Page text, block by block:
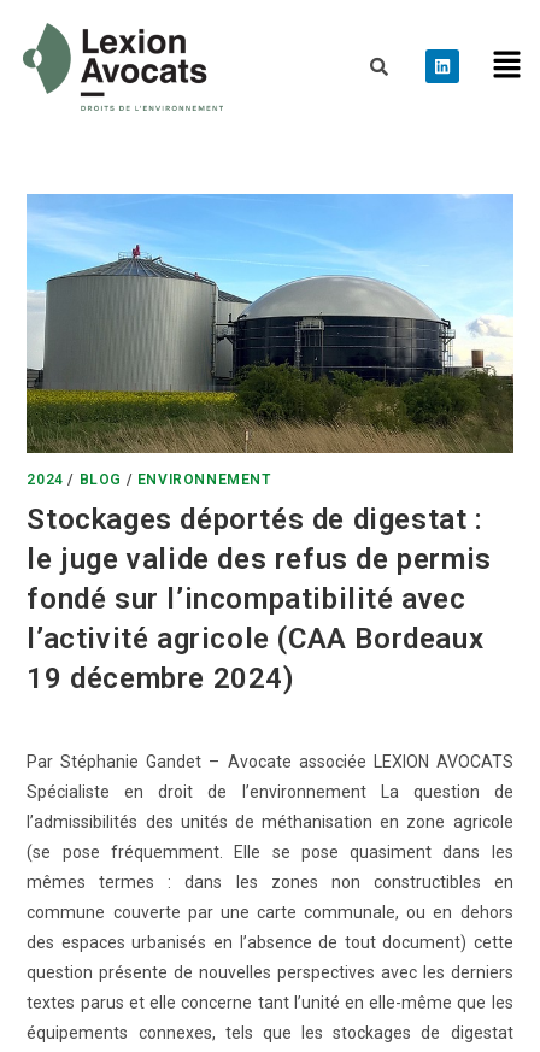
2024 / BLOG / ENVIRONNEMENT
Stockages déportés de digestat :
le juge valide des refus de permis
fondé sur l’incompatibilité avec
l’activité agricole (CAA Bordeaux
19 décembre 2024)
Par Stéphanie Gandet – Avocate associée LEXION AVOCATS
Spécialiste en droit de l’environnement La question de
l’admissibilités des unités de méthanisation en zone agricole
(se pose fréquemment. Elle se pose quasiment dans les
mêmes termes : dans les zones non constructibles en
commune couverte par une carte communale, ou en dehors
des espaces urbanisés en l’absence de tout document) cette
question présente de nouvelles perspectives avec les derniers
textes parus et elle concerne tant l’unité en elle-même que les
équipements connexes, tels que les stockages de digestat